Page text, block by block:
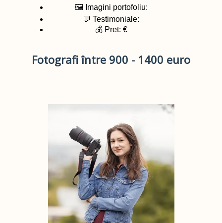
🖼️ Imagini portofoliu:
💬 Testimoniale:
💰 Pret: €
Fotografi între 900 - 1400 euro